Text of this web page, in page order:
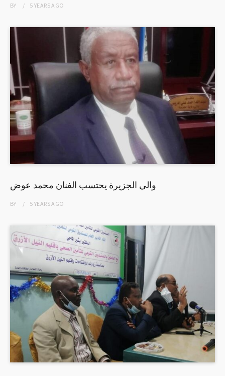
BY 5 YEARSAGO
والي الجزيرة يحتسب الفنان محمد عوض
BY 5 YEARSAGO